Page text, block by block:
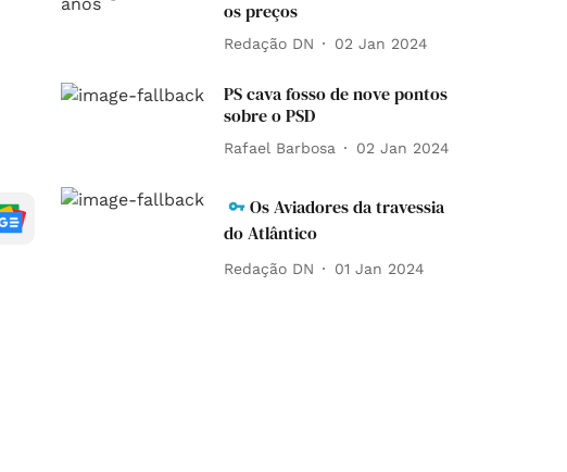
os preços
Redação DN 02 Jan 2024
PS cava fosso de nove pontos
sobre o PSD
Rafael Barbosa 02 Jan 2024
Os Aviadores da travessia
do Atlântico
Redação DN 01 Jan 2024